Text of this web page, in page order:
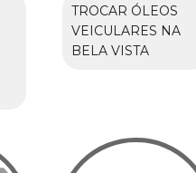
TROCAR ÓLEOS
VEICULARES NA
BELA VISTA